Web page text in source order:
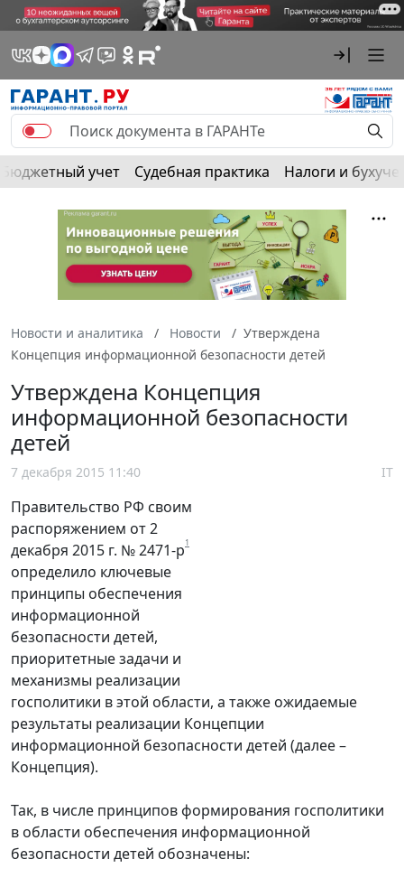
Бюджетный учет Судебная практика Налоги и
Новости и аналитика Новости
Утверждена
Концепция информационной безопасности детей
Утверждена Концепция
информационной безопасности
детей
7 декабря 2015 11:40 IT
Правительство РФ своим
распоряжением от 2
декабря 2015 г. № 2471-р1
определило ключевые
принципы обеспечения
информационной
безопасности детей,
приоритетные задачи и
механизмы реализации
госполитики в этой области, а также ожидаемые
результаты реализации Концепции
информационной безопасности детей (далее –
Концепция).
Так, в числе принципов формирования госполитики
в области обеспечения информационной
безопасности детей обозначены: